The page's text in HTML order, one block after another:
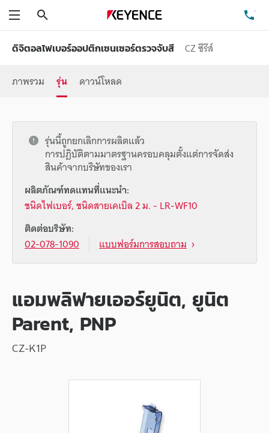
ดิจิตอลไฟเบอร์ออปติกเซนเซอร์ตรวจจับสี
CZ ซีรีส์
ภาพรวม
รุ่น ดาวน์โหลด
รุ่นนี้ถูกยกเลิกการผลิตแล้ว
การปฏิบัติตามมาตรฐานครอบคลุมตั้งแต่การจัดส่ง
สินค้าจากบริษัทของเรา
ผลิตภัณฑ์ทดแทนที่แนะนำ:
ชนิดไฟเบอร์, ชนิดสายเคเบิล 2 ม. - LR-WF10
ติดต่อบริษัท:
02-078-1090
แบบฟอร์มการสอบถาม
แอมพลิฟายเออร์ยูนิต, ยูนิต
Parent, PNP
CZ-K1P